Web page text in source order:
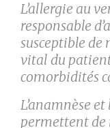
L’allergie au
responsable
susceptible de
vital du
comorbidités
L’anamnèse
permettent de